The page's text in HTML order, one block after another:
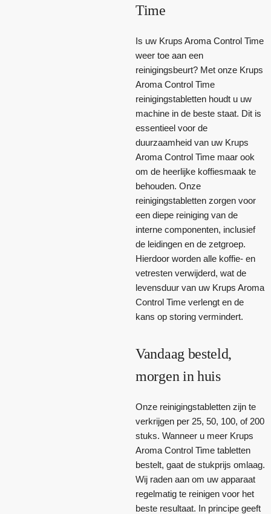
Time
Is uw Krups Aroma Control Time
weer toe aan een
reinigingsbeurt? Met onze Krups
Aroma Control Time
reinigingstabletten houdt u uw
machine in de beste staat. Dit is
essentieel voor de
duurzaamheid van uw Krups
Aroma Control Time maar ook
om de heerlijke koffiesmaak te
behouden. Onze
reinigingstabletten zorgen voor
een diepe reiniging van de
interne componenten, inclusief
de leidingen en de zetgroep.
Hierdoor worden alle koffie- en
vetresten verwijderd, wat de
levensduur van uw Krups Aroma
Control Time verlengt en de
kans op storing vermindert.
Vandaag besteld,
morgen in huis
Onze reinigingstabletten zijn te
verkrijgen per 25, 50, 100, of 200
stuks. Wanneer u meer Krups
Aroma Control Time tabletten
bestelt, gaat de stukprijs omlaag.
Wij raden aan om uw apparaat
regelmatig te reinigen voor het
beste resultaat. In principe geeft